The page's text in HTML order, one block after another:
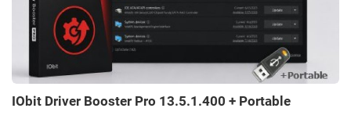
IObit Driver Booster Pro 13.5.1.400 + Portable